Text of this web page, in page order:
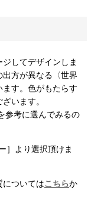
してデザインしま
出方が異なる〈世界
す。 色がもたらす
います。
参考に選んでみるの
］より選択頂けま
についてはこちらか